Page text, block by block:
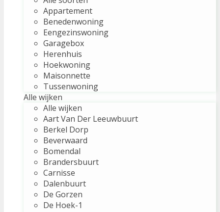
Appartement
Benedenwoning
Eengezinswoning
Garagebox
Herenhuis
Hoekwoning
Maisonnette
Tussenwoning
Alle wijken
Alle wijken
Aart Van Der Leeuwbuurt
Berkel Dorp
Beverwaard
Bomendal
Brandersbuurt
Carnisse
Dalenbuurt
De Gorzen
De Hoek-1